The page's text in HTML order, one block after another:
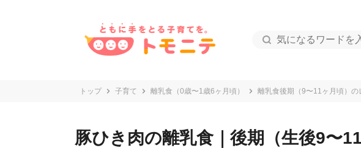
トップ 子育て 離乳食（0歳〜1歳6ヶ月頃） 離乳食後期（9〜11ヶ月頃）の
豚ひき肉の離乳食｜後期（生後9〜